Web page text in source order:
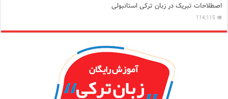
اصطلاحات تبریک در زبان ترکی استانبولی
114,115